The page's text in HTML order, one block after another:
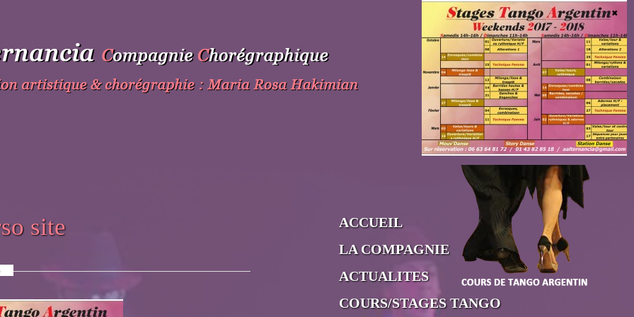
site
ACCUEIL
LA COMPAGNIE
ACTUALITES
COURS/STAGES TANGO